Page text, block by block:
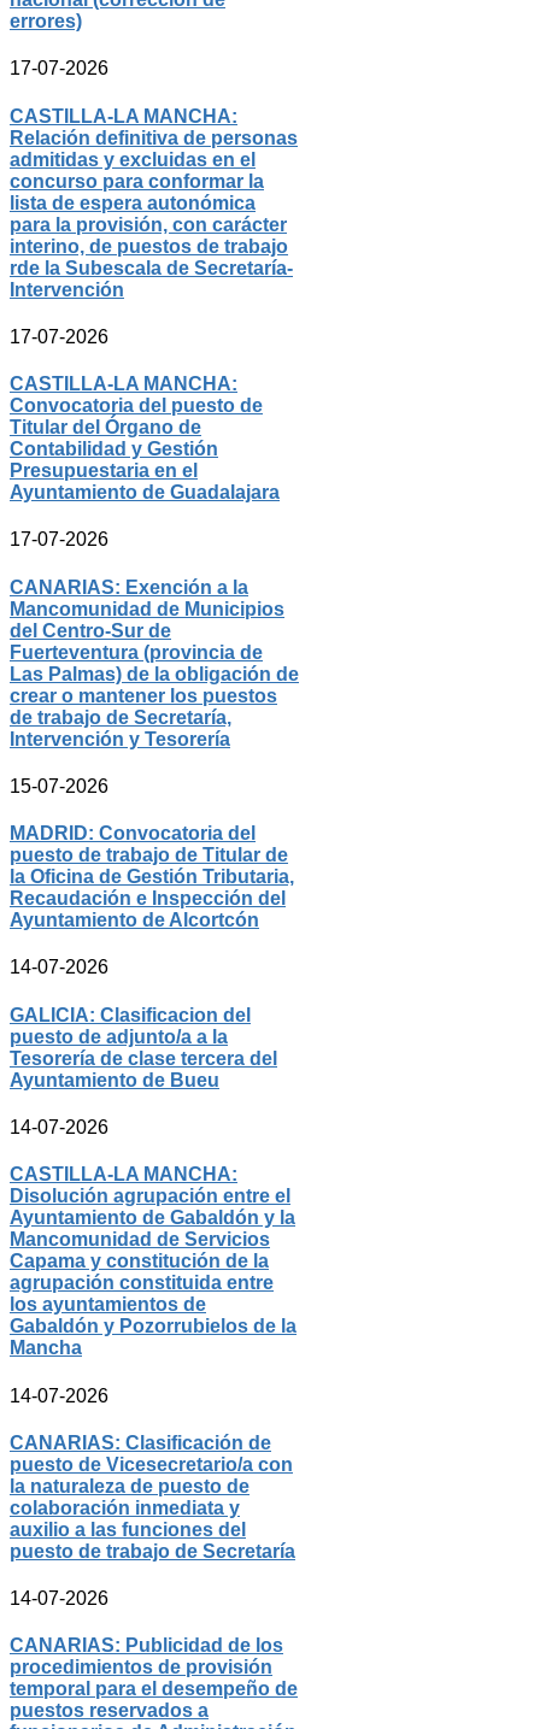
errores)
17-07-2026
CASTILLA-LA MANCHA:
Relación definitiva de personas
admitidas y excluidas en el
concurso para conformar la
lista de espera autonómica
para la provisión, con carácter
interino, de puestos de trabajo
rde la Subescala de Secretaría-
Intervención
17-07-2026
CASTILLA-LA MANCHA:
Convocatoria del puesto de
Titular del Órgano de
Contabilidad y Gestión
Presupuestaria en el
Ayuntamiento de Guadalajara
17-07-2026
CANARIAS: Exención a la
Mancomunidad de Municipios
del Centro-Sur de
Fuerteventura (provincia de
Las Palmas) de la obligación de
crear o mantener los puestos
de trabajo de Secretaría,
Intervención y Tesorería
15-07-2026
MADRID: Convocatoria del
puesto de trabajo de Titular de
la Oficina de Gestión Tributaria,
Recaudación e Inspección del
Ayuntamiento de Alcortcón
14-07-2026
GALICIA: Clasificacion del
puesto de adjunto/a a la
Tesorería de clase tercera del
Ayuntamiento de Bueu
14-07-2026
CASTILLA-LA MANCHA:
Disolución agrupación entre el
Ayuntamiento de Gabaldón y la
Mancomunidad de Servicios
Capama y constitución de la
agrupación constituida entre
los ayuntamientos de
Gabaldón y Pozorrubielos de la
Mancha
14-07-2026
CANARIAS: Clasificación de
puesto de Vicesecretario/a con
la naturaleza de puesto de
colaboración inmediata y
auxilio a las funciones del
puesto de trabajo de Secretaría
14-07-2026
CANARIAS: Publicidad de los
procedimientos de provisión
temporal para el desempeño de
puestos reservados a